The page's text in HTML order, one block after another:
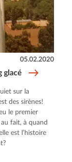
glacé
05.02.2020
sur la
des sirènes!
le premier
fait, à quand
est l’histoire